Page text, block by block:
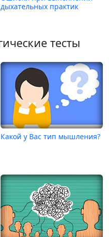
дыхательных практик
тесты
Какой у Вас тип мышления?